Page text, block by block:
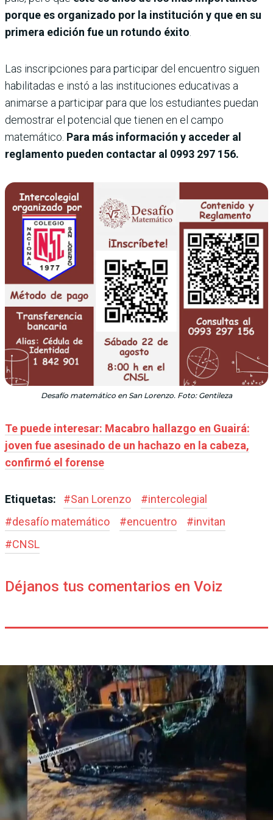
porque es organizado por la institución y que en su
primera edición fue un rotundo éxito
Las inscripciones para participar del encuentro siguen
habilitadas e instó a las instituciones educativas a
animarse a participar para que los estudiantes puedan
demostrar el potencial que tienen en el campo
matemático. Para más información y acceder al
reglamento pueden contactar al 0993 297 156.
Desafío matemático en San Lorenzo. Foto: Gentileza
Te puede interesar: Macabro hallazgo en Guairá:
joven fue asesinado de un hachazo en la cabeza,
confirmó el forense
Etiquetas: #San Lorenzo #intercolegial
#desafío matemático #encuentro #invitan
#CNSL
Déjanos tus comentarios en Voiz